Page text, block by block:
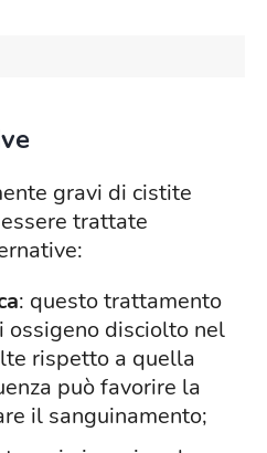
gravi di cistite
trattate
: questo trattamento
ossigeno disciolto nel
rispetto a quella
può favorire la
il sanguinamento;